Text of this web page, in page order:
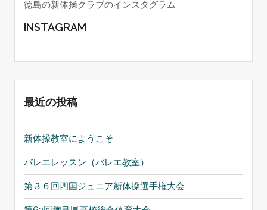
徳島の新体操クラブのインスタグラム
INSTAGRAM
最近の投稿
新体操教室にようこそ
バレエレッスン（バレエ教室）
第３６回四国ジュニア新体操選手権大会